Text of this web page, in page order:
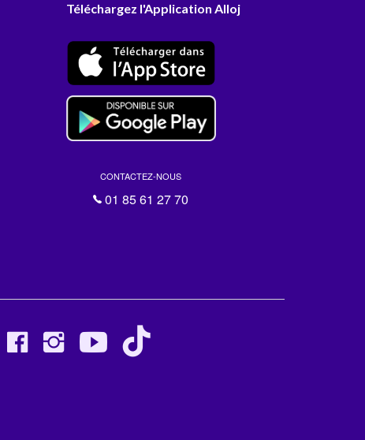
Téléchargez l'Application Alloj
CONTACTEZ-NOUS
01 85 61 27 70